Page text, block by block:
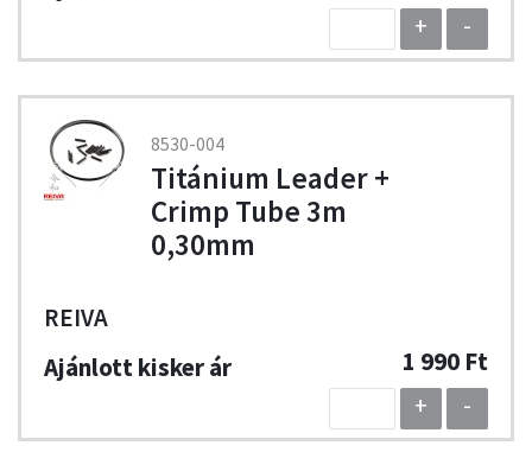
+
-
8530-004
Titánium Leader +
Crimp Tube 3m
0,30mm
REIVA
1 990 Ft
+
-